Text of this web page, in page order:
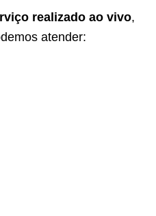
realizado ao vivo,
atender: